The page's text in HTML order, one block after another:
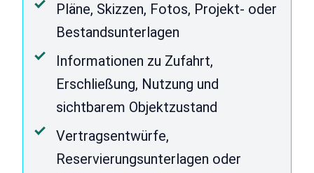
Pläne, Skizzen, Fotos, Projekt- oder
Bestandsunterlagen
Informationen zu Zufahrt,
Erschließung, Nutzung und
sichtbarem Objektzustand
Vertragsentwürfe,
Reservierungsunterlagen oder